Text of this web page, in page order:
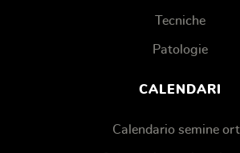
Tecniche
Patologie
CALENDARI
Calendario semine